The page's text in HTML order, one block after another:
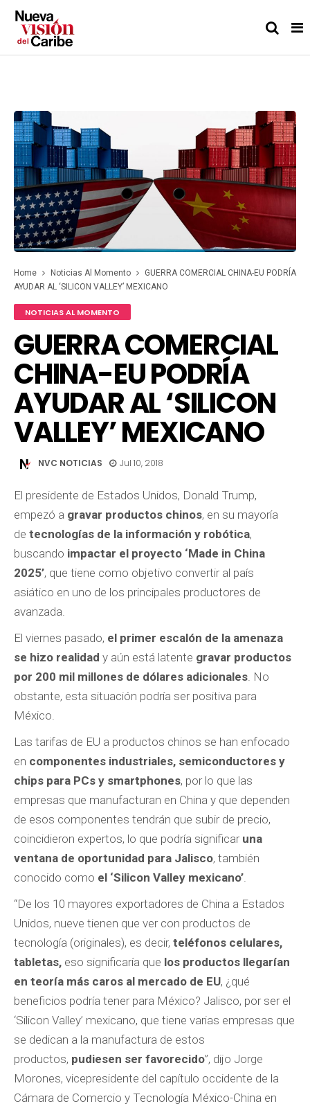
Home Noticias Al Momento
GUERRA COMERCIAL CHINA-EU PODRÍA
AYUDAR AL ‘SILICON VALLEY’ MEXICANO
NOTICIAS AL MOMENTO
GUERRA COMERCIAL
CHINA-EU PODRÍA
AYUDAR AL ‘SILICON
VALLEY’ MEXICANO
NVC NOTICIAS Jul 10, 2018
El presidente de Estados Unidos, Donald Trump,
empezó a gravar productos chinos, en su mayoría
de tecnologías de la información y robótica,
buscando impactar el proyecto ‘Made in China
2025’, que tiene como objetivo convertir al país
asiático en uno de los principales productores de
avanzada.
El viernes pasado, el primer escalón de la amenaza
se hizo realidad y aún está latente gravar productos
por 200 mil millones de dólares adicionales. No
obstante, esta situación podría ser positiva para
México.
Las tarifas de EU a productos chinos se han enfocado
en componentes industriales, semiconductores y
chips para PCs y smartphones, por lo que las
empresas que manufacturan en China y que dependen
de esos componentes tendrán que subir de precio,
coincidieron expertos, lo que podría significar una
ventana de oportunidad para Jalisco, también
conocido como el ‘Silicon Valley mexicano’.
“De los 10 mayores exportadores de China a Estados
Unidos, nueve tienen que ver con productos de
tecnología (originales), es decir, teléfonos celulares,
tabletas, eso significaría que los productos llegarían
en teoría más caros al mercado de EU, ¿qué
beneficios podría tener para México? Jalisco, por ser el
‘Silicon Valley’ mexicano, que tiene varias empresas que
se dedican a la manufactura de estos
productos, pudiesen ser favorecido”, dijo Jorge
Morones, vicepresidente del capítulo occidente de la
Cámara de Comercio y Tecnología México-China en